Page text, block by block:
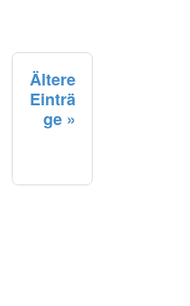
Image
teilen
Ältere
Einträ
ge